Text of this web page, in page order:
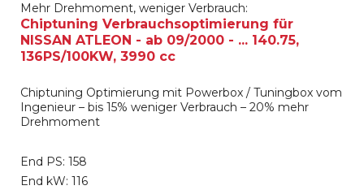
Mehr Drehmoment, weniger Verbrauch:
Chiptuning Verbrauchsoptimierung für
NISSAN ATLEON - ab 09/2000 - ... 140.75,
136PS/100KW, 3990 cc
Chiptuning Optimierung mit Powerbox / Tuningbox vom
Ingenieur – bis 15% weniger Verbrauch – 20% mehr
Drehmoment
End PS: 158
End kW: 116